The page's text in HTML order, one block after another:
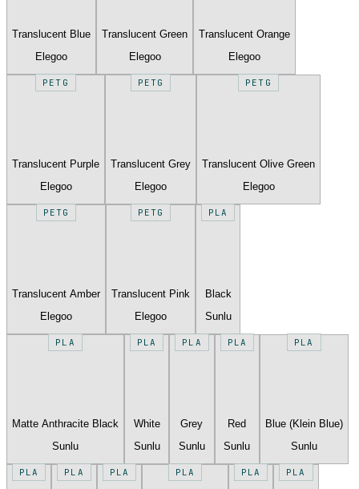
Translucent Blue
Elegoo
Translucent Green
Elegoo
Translucent Orange
Elegoo
PETG
Translucent Purple
Elegoo
PETG
Translucent Grey
Elegoo
PETG
Translucent Olive Green
Elegoo
PETG
Translucent Amber
Elegoo
PETG
Translucent Pink
Elegoo
PLA
Black
Sunlu
PLA
Matte Anthracite Black
Sunlu
PLA
White
Sunlu
PLA
Grey
Sunlu
PLA
Red
Sunlu
PLA
Blue (Klein Blue)
Sunlu
PLA PLA PLA PLA PLA PLA